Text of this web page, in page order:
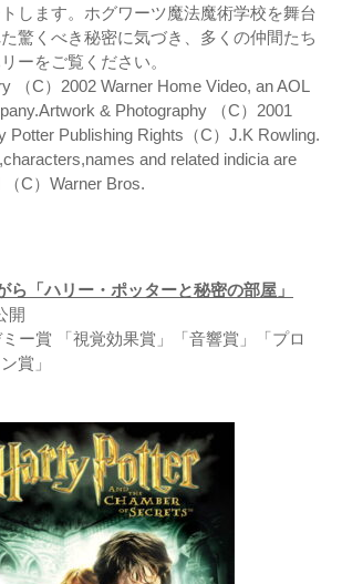
します。ホグワーツ魔法魔術学校を舞台
驚くべき秘密に気づき、多くの仲間たち
ーをご覧ください。
（C）2002 Warner Home Video, an AOL
& Photography （C）2001
Potter Publishing Rights（C）J.K Rowling.
and related indicia are
C）Warner Bros.
ら「ハリー・ポッターと秘密の部屋」
開
ー賞 「視覚効果賞」「音響賞」「プロ
賞」